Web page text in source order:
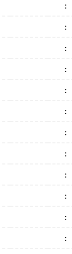
:
:
:
:
:
:
:
:
:
:
:
:
:
:
:
:
:
:
:
:
:
:
:
: